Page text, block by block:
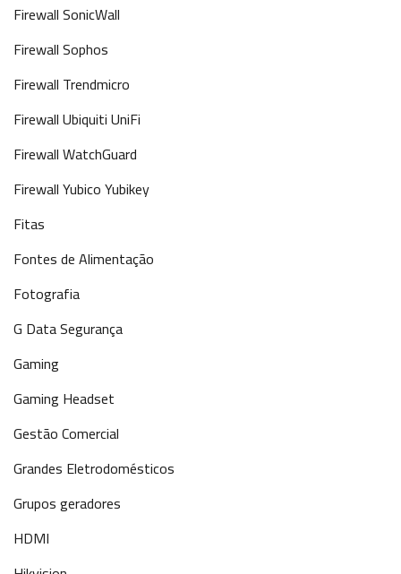
Firewall SonicWall
Firewall Sophos
Firewall Trendmicro
Firewall Ubiquiti UniFi
Firewall WatchGuard
Firewall Yubico Yubikey
Fitas
Fontes de Alimentação
Fotografia
G Data Segurança
Gaming
Gaming Headset
Gestão Comercial
Grandes Eletrodomésticos
Grupos geradores
HDMI